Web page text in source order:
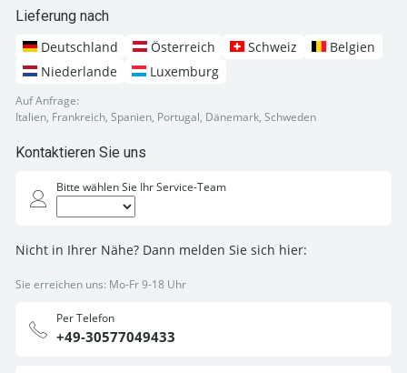
Lieferung nach
Deutschland
Österreich Schweiz
Belgien
Niederlande
Luxemburg
Auf Anfrage:
Italien, Frankreich, Spanien, Portugal, Dänemark, Schweden
Kontaktieren Sie uns
Bitte wählen Sie Ihr Service-Team
Nicht in Ihrer Nähe? Dann melden Sie sich hier:
Sie erreichen uns: Mo-Fr 9-18 Uhr
Per Telefon
+49-30577049433